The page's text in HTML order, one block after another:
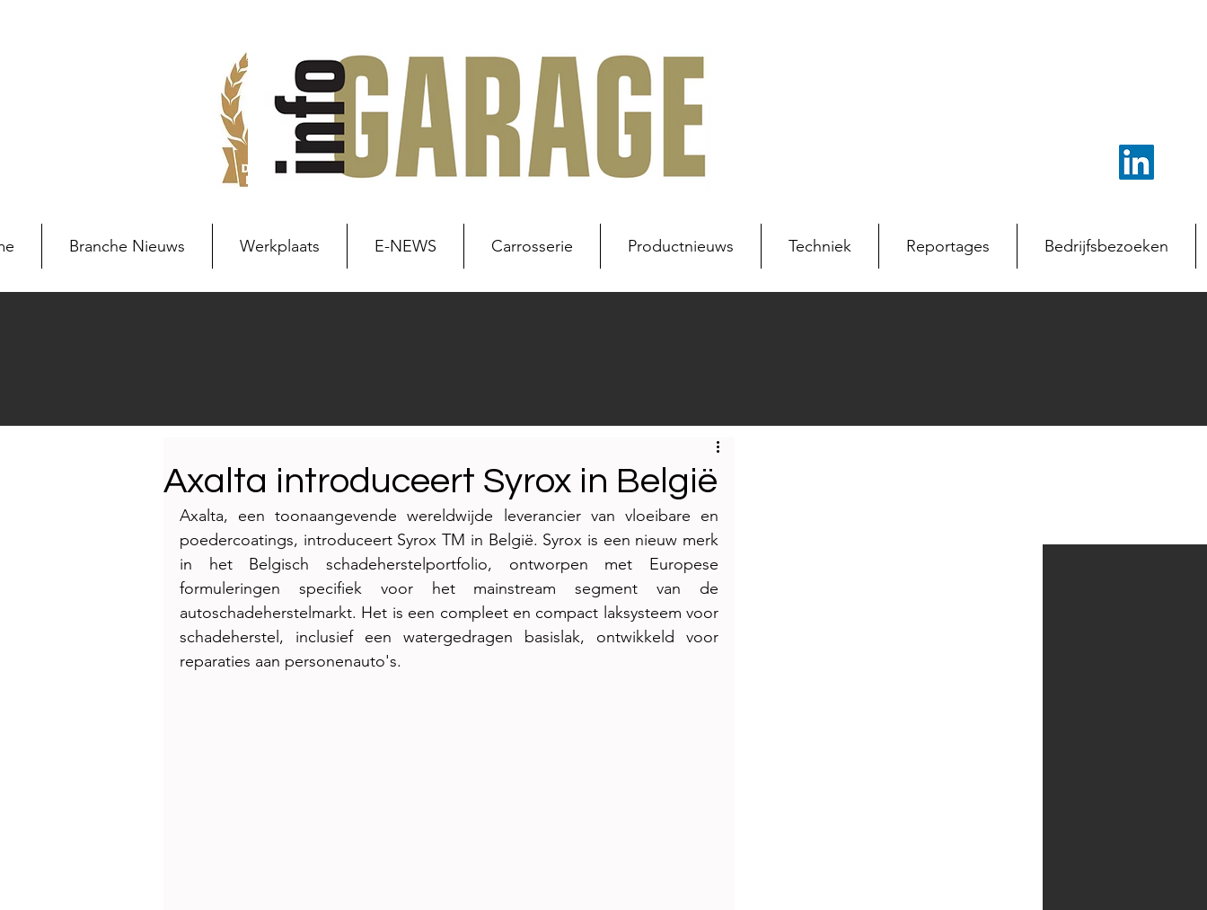
Branche Nieuws Werkplaats E-NEWS Carrosserie Productnieuws Techniek Reportages Bedrijfsbezoeken
Reportages
Axalta introduceert Syrox in België
Axalta, een toonaangevende wereldwijde leverancier van vloeibare en
poedercoatings, introduceert Syrox TM in België. Syrox is een nieuw merk
in het Belgisch schadeherstelportfolio, ontworpen met Europese
formuleringen specifiek voor het mainstream segment van de
autoschadeherstelmarkt. Het is een compleet en compact laksysteem voor
schadeherstel, inclusief een watergedragen basislak, ontwikkeld voor
reparaties aan personenauto's.